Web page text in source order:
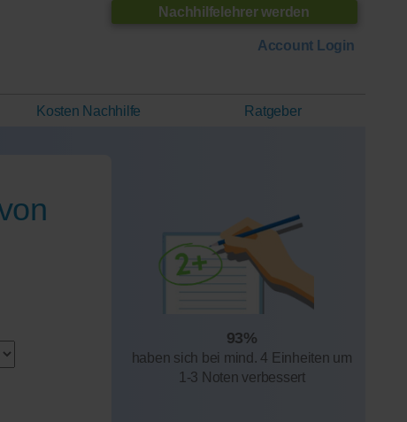
Nachhilfelehrer werden
Account Login
Kosten Nachhilfe Ratgeber
93%
haben sich bei mind. 4 Einheiten um
1-3 Noten verbessert